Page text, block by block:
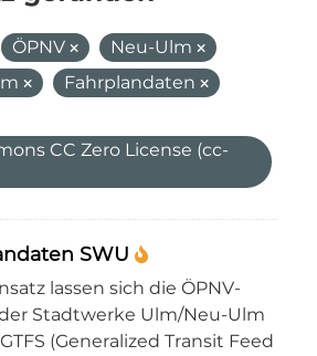
ÖPNV
Neu-Ulm
Fahrplandaten
CC Zero License (cc-
SWU
lassen sich die ÖPNV-
Stadtwerke Ulm/Neu-Ulm
(Generalized Transit Feed